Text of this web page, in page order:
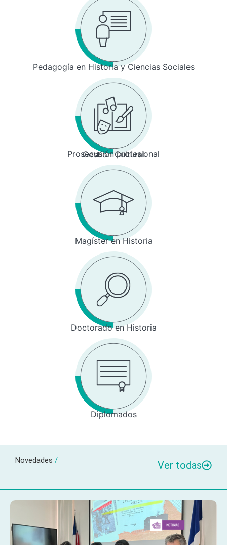
Pedagogía en Historia y Ciencias Sociales
Prosecusión profesional
Gestión Cultural
Magíster en Historia
Doctorado en Historia
Diplomados
Novedades / Ver todas